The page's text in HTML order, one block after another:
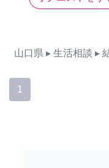
山口県 ▸ 生活相談 ▸
1